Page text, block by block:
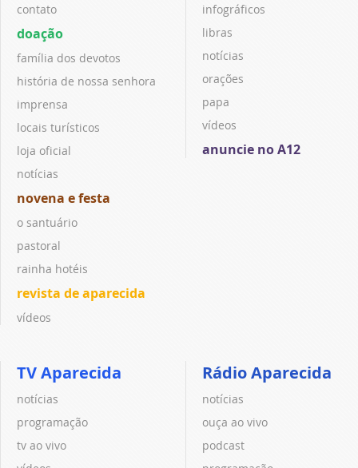
contato
doação
família dos devotos
história de nossa senhora
imprensa
locais turísticos
loja oficial
notícias
novena e festa
o santuário
pastoral
rainha hotéis
revista de aparecida
vídeos
infográficos
libras
notícias
orações
papa
vídeos
anuncie no A12
TV Aparecida
notícias
programação
tv ao vivo
Rádio Aparecida
notícias
ouça ao vivo
podcast